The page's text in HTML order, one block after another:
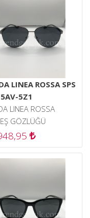
LINEA ROSSA SPS
5Z1
LINEA ROSSA
GÖZLÜĞÜ